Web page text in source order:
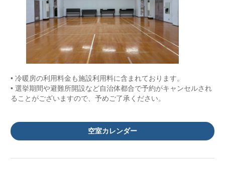
• 冷暖房の利用料金も施設利用料に含まれております。
• 選挙期間や避難所開設など自治体都合で予約がキャンセルされ
ることがございますので、予めご了承ください。
空室カレンダー